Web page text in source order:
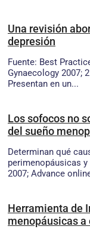
Una revisión
depresión
Fuente: Best
Gynaecology 2007;
Presentan en un...
Los sofocos no
del sueño
Determinan qué
perimenopáusicas
2007; Advance
Herramienta de
menopáusicas